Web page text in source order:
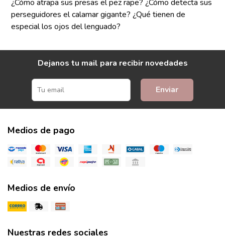
¿Cómo atrapa sus presas el pez rape? ¿Cómo detecta sus
perseguidores el calamar gigante? ¿Qué tienen de
especial los ojos del lenguado?
Dejanos tu mail para recibir novedades
Enviar
Medios de pago
Medios de envío
Nuestras redes sociales